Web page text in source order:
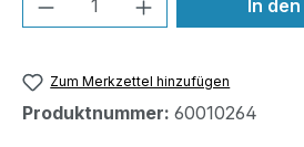
In
Zum Merkzettel hinzufügen
Produktnummer: 60010264